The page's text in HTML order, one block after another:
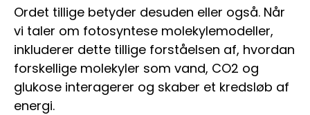
Ordet tillige betyder desuden eller også. Når
vi taler om fotosyntese molekylemodeller,
inkluderer dette tillige forståelsen af, hvordan
forskellige molekyler som vand, CO2 og
glukose interagerer og skaber et kredsløb af
energi.